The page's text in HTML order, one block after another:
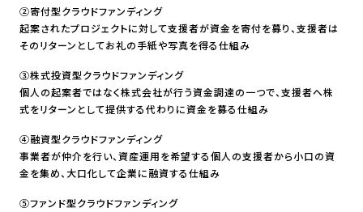
②寄付型クラウドファンディング
起案されたプロジェクトに対して支援者が資金を寄付を募り、支援者は
そのリターンとしてお礼の手紙や写真を得る仕組み
③株式投資型クラウドファンディング
個人の起案者ではなく株式会社が行う資金調達の一つで、支援者へ株
式をリターンとして提供する代わりに資金を募る仕組み
④融資型クラウドファンディング
事業者が仲介を行い、資産運用を希望する個人の支援者から小口の資
金を集め、大口化して企業に融資する仕組み
⑤ファンド型クラウドファンディング